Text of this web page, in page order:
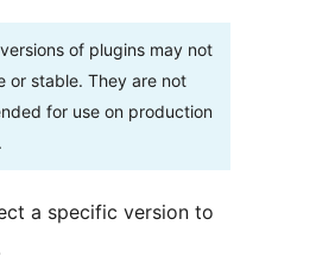
of plugins may not
or stable. They are not
for use on production
a specific version to